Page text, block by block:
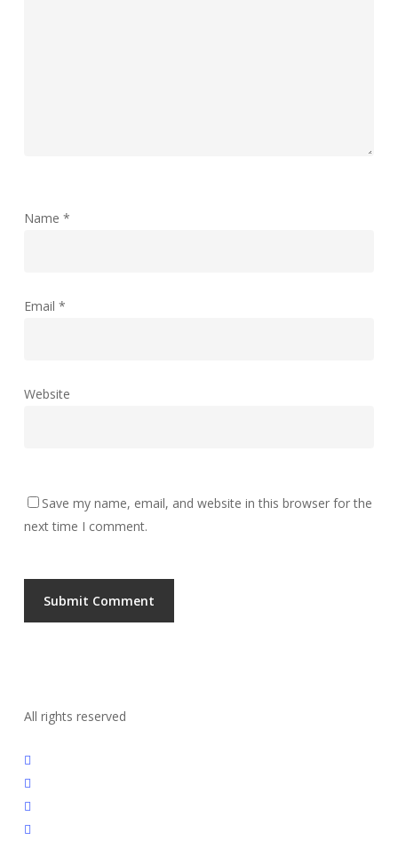
Name *
Email *
Website
Save my name, email, and website in this browser for the
next time I comment.
All rights reserved
twitter
linkedin
instagram
whatsapp